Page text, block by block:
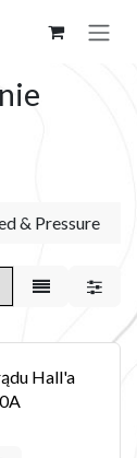
& Pressure
Hall'a